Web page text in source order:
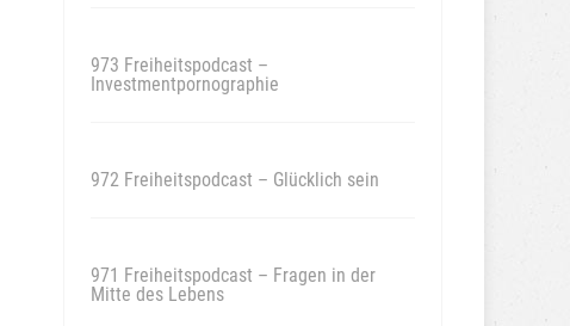
973 Freiheitspodcast –
Investmentpornographie
972 Freiheitspodcast – Glücklich sein
971 Freiheitspodcast – Fragen in der
Mitte des Lebens